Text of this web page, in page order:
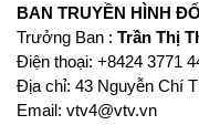
BAN TRUYỀN HÌNH
Trưởng Ban : Trần Thị
Ðiện thoại: +8424 3771
Địa chỉ: 43 Nguyễn Chí
Email: vtv4@vtv.vn